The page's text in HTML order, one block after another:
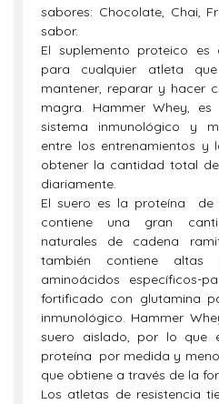
sabores: Chocolate, Chai,
sabor.
El suplemento proteico es
para cualquier atleta
mantener, reparar y hacer
magra. Hammer Whey,
sistema inmunológico y
entre los entrenamientos y
obtener la cantidad total
diariamente.
El suero es la proteína de
contiene una gran
naturales de cadena
también contiene altas
aminoácidos específicos-
fortificado con glutamina
inmunológico. Hammer
suero aislado, por lo que
proteína por medida y
que obtiene a través de la
Los atletas de resistencia